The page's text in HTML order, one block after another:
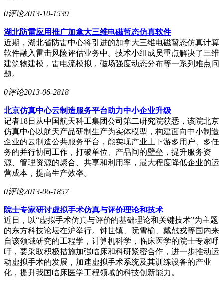
0评论2013-10-1539
湖北防雷应用推广加拿大三维电磁暂态仿真软件
近期，湖北省防雷中心将引进的加拿大三维电磁暂态仿真计算
软件融入雷击风险评估业务中。技术小组成员重点解决了三维
建筑物建模，雷电流模拟，磁场强度动态分布等一系列难点问
题。
0评论2013-06-2818
北京仿真中心云制造服务平台助力中小企业升级
记者18日从中国航天科工集团公司第二研究院获悉，该院北京
仿真中心以航天产品研制生产为实体模型，构建面向中小制造
企业的云制造公共服务平台，能实现产业上下游多用户、多任
务的并行协同工作，打破单位、产品间的壁垒，提升服务资
源、管理资源的聚合、共享和利用率，最大程度降低企业的运
营成本，提高生产效率。
0评论2013-06-1857
院士专家研讨虚拟手术仿真与评价理论和技术
近日，以“虚拟手术仿真与评价的基础理论和关键技术”为主题
的东方科技论坛在沪举行。钟世镇、阮雪榆、戴尅戎等国内来
自该领域研究的工程学，计算机科学，临床医学的院士专家呼
吁，要采取积极措施加强临床和科研紧密合作，进一步推动运
动虚拟手术的发展，加速虚拟手术系统及其训练设备的产业
化，提升我国临床医学工程领域的科技创新能力。